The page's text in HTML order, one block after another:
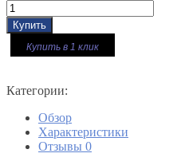
Купить в 1 клик
Категории:
Обзор
Характеристики
Отзывы 0